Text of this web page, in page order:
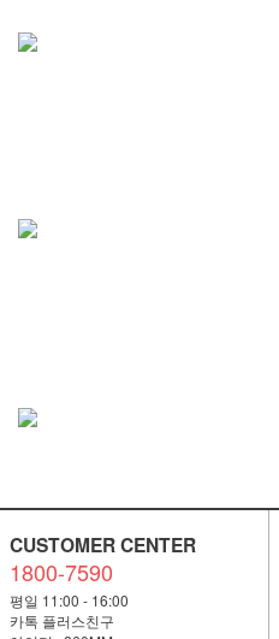
CUSTOMER CENTER
1800-7590
평일 11:00 - 16:00
카톡 플러스친구